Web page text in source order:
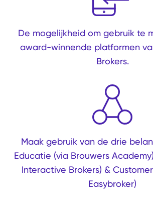
De mogelijkheid om gebruik te
award-winnende platformen
Brokers.
Maak gebruik van de drie
Educatie (via Brouwers
Interactive Brokers) &
Easybroker)